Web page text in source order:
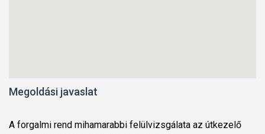
Megoldási javaslat
A forgalmi rend mihamarabbi felülvizsgálata az útkezelő